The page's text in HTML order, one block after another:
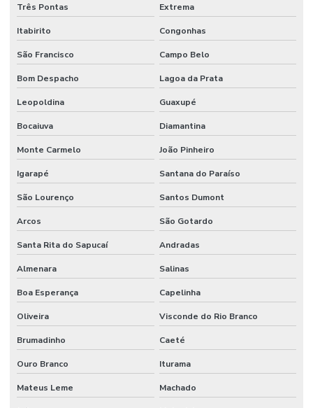
Três Pontas Extrema
Itabirito Congonhas
São Francisco Campo Belo
Bom Despacho Lagoa da Prata
Leopoldina Guaxupé
Bocaiuva Diamantina
Monte Carmelo João Pinheiro
Igarapé Santana do Paraíso
São Lourenço Santos Dumont
Arcos São Gotardo
Santa Rita do Sapucaí Andradas
Almenara Salinas
Boa Esperança Capelinha
Oliveira Visconde do Rio Branco
Brumadinho Caeté
Ouro Branco Iturama
Mateus Leme Machado